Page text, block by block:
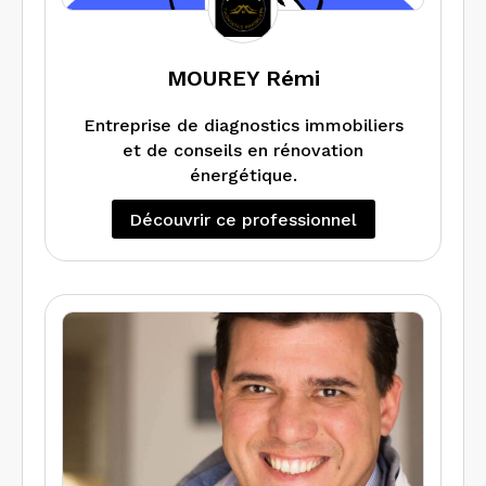
spécifiques et délais rapides possibles.
Devis gratuit et personnalisé – tarifs
diagnostics selon le type de bien.
MOUREY Rémi
Entreprise de diagnostics immobiliers
et de conseils en rénovation
énergétique.
Découvrir ce professionnel